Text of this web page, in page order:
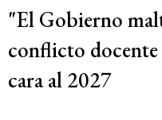
"El Gobierno
conflicto docente
cara al 2027